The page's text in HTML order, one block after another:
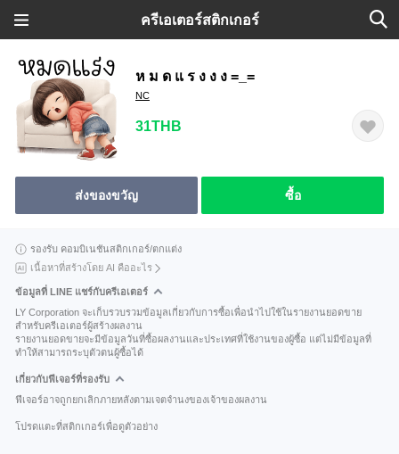
ครีเอเตอร์สติกเกอร์
ห ม ด แ ร ง ง ง =_=
NC
31THB
ส่งของขวัญ ซื้อ
รองรับ คอมบิเนชันสติกเกอร์/ตกแต่ง
เนื้อหาที่สร้างโดย AI คืออะไร
ข้อมูลที่ LINE แชร์กับครีเอเตอร์
LY Corporation จะเก็บรวบรวมข้อมูลเกี่ยวกับการซื้อเพื่อนำไปใช้ในรายงานยอดขาย
สำหรับครีเอเตอร์ผู้สร้างผลงาน
รายงานยอดขายจะมีข้อมูลวันที่ซื้อผลงานและประเทศที่ใช้งานของผู้ซื้อ แต่ไม่มีข้อมูลที่
ทำให้สามารถระบุตัวตนผู้ซื้อได้
เกี่ยวกับฟีเจอร์ที่รองรับ
ฟีเจอร์อาจถูกยกเลิกภายหลังตามเจตจำนงของเจ้าของผลงาน
โปรดแตะที่สติกเกอร์เพื่อดูตัวอย่าง